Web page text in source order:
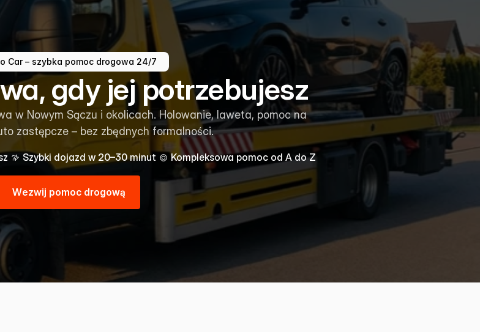
Car – szybka pomoc drogowa 24/7
gdy jej potrzebujesz
w Nowym Sączu i okolicach. Holowanie, laweta, pomoc na
zastępcze – bez zbędnych formalności.
Szybki dojazd w 20–30 minut Kompleksowa pomoc od A do Z
Wezwij pomoc drogową